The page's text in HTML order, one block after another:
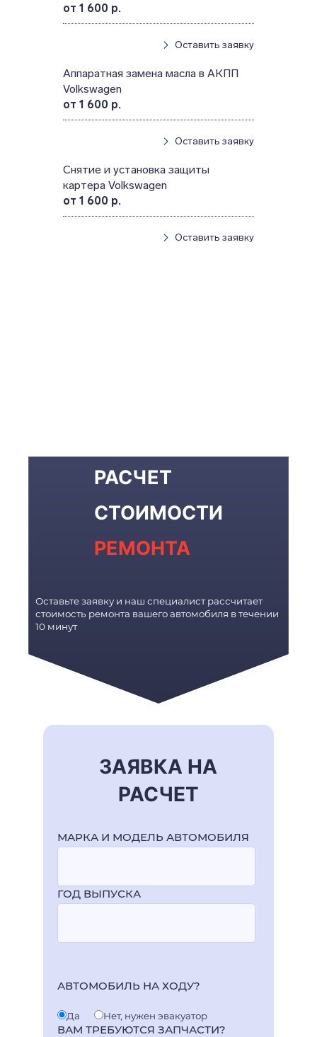
от 1 600 р.
Оставить заявку
Аппаратная замена масла в АКПП
Volkswagen
от 1 600 р.
Оставить заявку
Снятие и установка защиты
картера Volkswagen
от 1 600 р.
Оставить заявку
РАСЧЕТ
СТОИМОСТИ
РЕМОНТА
Оставьте заявку и наш специалист рассчитает
стоимость ремонта вашего автомобиля в течении
10 минут
ЗАЯВКА НА
РАСЧЕТ
МАРКА И МОДЕЛЬ АВТОМОБИЛЯ
ГОД ВЫПУСКА
АВТОМОБИЛЬ НА ХОДУ?
Да Нет, нужен эвакуатор
ВАМ ТРЕБУЮТСЯ ЗАПЧАСТИ?